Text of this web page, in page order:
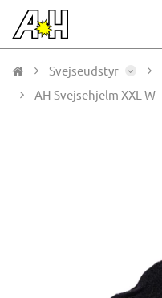
Svejseudstyr
AH Svejsehjelm XXL-W